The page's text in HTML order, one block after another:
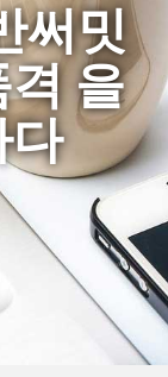
써밋
을
다